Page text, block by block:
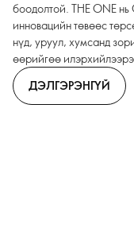
боодолтой. THE ONE нь
инновацийн төвөөс
нүд, уруул, хумсанд
өөрийгөө
ДЭЛГЭРЭНГҮЙ